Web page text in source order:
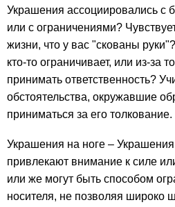
Украшения ассоциировались с
или с ограничениями?
жизни, что у вас "скованы
кто-то ограничивает, или из-за
принимать ответственность?
обстоятельства, окружавшие
приниматься за его
Украшения на ноге – Украшения
привлекают внимание к силе
или же могут быть способом
носителя, не позволяя широко